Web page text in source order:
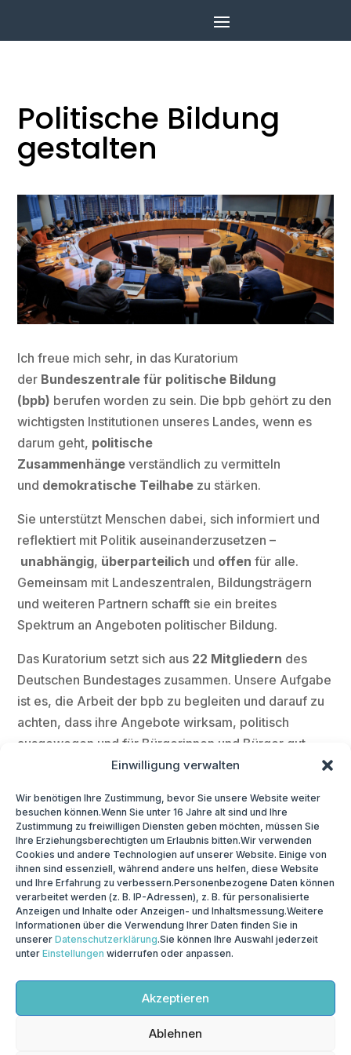
Einwilligung verwalten
Wir benötigen Ihre Zustimmung, bevor Sie unsere Website weiter
besuchen können.Wenn Sie unter 16 Jahre alt sind und Ihre
Zustimmung zu freiwilligen Diensten geben möchten, müssen Sie
Ihre Erziehungsberechtigten um Erlaubnis bitten.Wir verwenden
Cookies und andere Technologien auf unserer Website. Einige von
ihnen sind essenziell, während andere uns helfen, diese Website
und Ihre Erfahrung zu verbessern.Personenbezogene Daten können
verarbeitet werden (z. B. IP-Adressen), z. B. für personalisierte
Anzeigen und Inhalte oder Anzeigen- und Inhaltsmessung.Weitere
Informationen über die Verwendung Ihrer Daten finden Sie in
unserer Datenschutzerklärung.Sie können Ihre Auswahl jederzeit
unter Einstellungen widerrufen oder anpassen.
Akzeptieren
Ablehnen
Politische Bildung
gestalten
Ich freue mich sehr, in das Kuratorium
der Bundeszentrale für politische Bildung
(bpb) berufen worden zu sein. Die bpb gehört zu den
wichtigsten Institutionen unseres Landes, wenn es
darum geht, politische
Zusammenhänge verständlich zu vermitteln
und demokratische Teilhabe zu stärken.
Sie unterstützt Menschen dabei, sich informiert und
reflektiert mit Politik auseinanderzusetzen –
unabhängig, überparteilich und offen für alle.
Gemeinsam mit Landeszentralen, Bildungsträgern
und weiteren Partnern schafft sie ein breites
Spektrum an Angeboten politischer Bildung.
Das Kuratorium setzt sich aus 22 Mitgliedern des
Deutschen Bundestages zusammen. Unsere Aufgabe
ist es, die Arbeit der bpb zu begleiten und darauf zu
achten, dass ihre Angebote wirksam, politisch
ausgewogen und für Bürgerinnen und Bürger gut
Ich freue mich darauf, in den kommenden Jahren
gemeinsam mit meinen Kolleginnen und Kollegen im
Kuratorium die wichtige Arbeit der bpb konstruktiv zu
unterstützen.
| Webdesign by
Webauftritt-Bonn